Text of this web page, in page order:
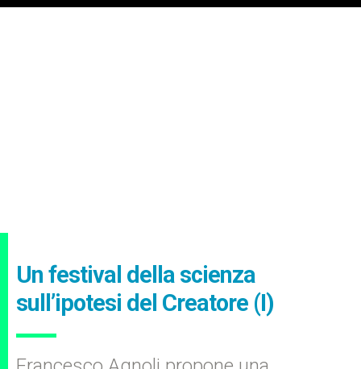
Un festival della scienza
sull’ipotesi del Creatore (I)